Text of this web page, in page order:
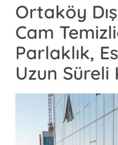
Ortaköy
Cam
Parlaklık,
Uzun Süreli